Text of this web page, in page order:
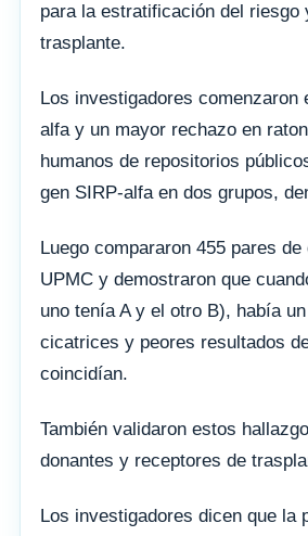
para la estratificación del
trasplante.
Los investigadores
alfa y un mayor rechazo en
humanos de repositorios
gen SIRP-alfa en dos grupos,
Luego compararon 455 pares
UPMC y demostraron que
uno tenía A y el otro B), había
cicatrices y peores resultados
coincidían.
También validaron estos
donantes y receptores de
Los investigadores dicen que la